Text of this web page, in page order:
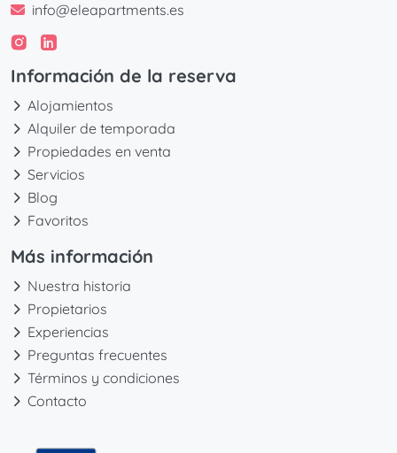
info@eleapartments.es
Información de la reserva
Alojamientos
Alquiler de temporada
Propiedades en venta
Servicios
Blog
Favoritos
Más información
Nuestra historia
Propietarios
Experiencias
Preguntas frecuentes
Términos y condiciones
Contacto